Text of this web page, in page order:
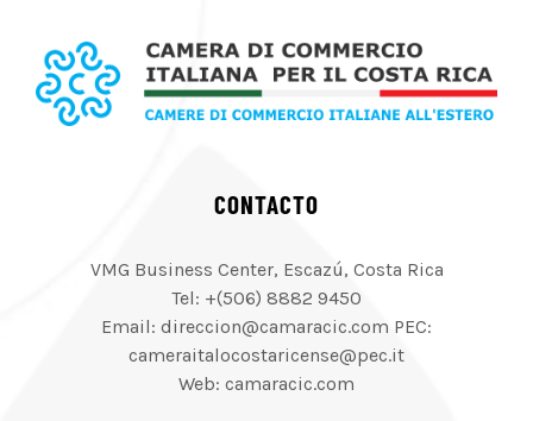
CONTACTO
VMG Business Center, Escazú, Costa Rica
Tel: +(506) 8882 9450
Email: direccion@camaracic.com PEC:
cameraitalocostaricense@pec.it
Web: camaracic.com